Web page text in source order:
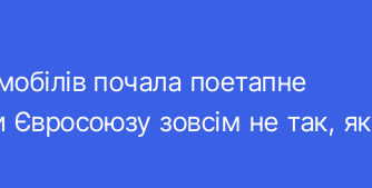
почала поетапне
зовсім не так, як